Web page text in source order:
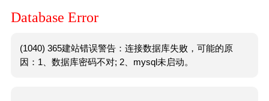
Database Error
(1040) 365建站错误警告：连接数据库失败，可能的原
因：1、数据库密码不对; 2、mysql未启动。